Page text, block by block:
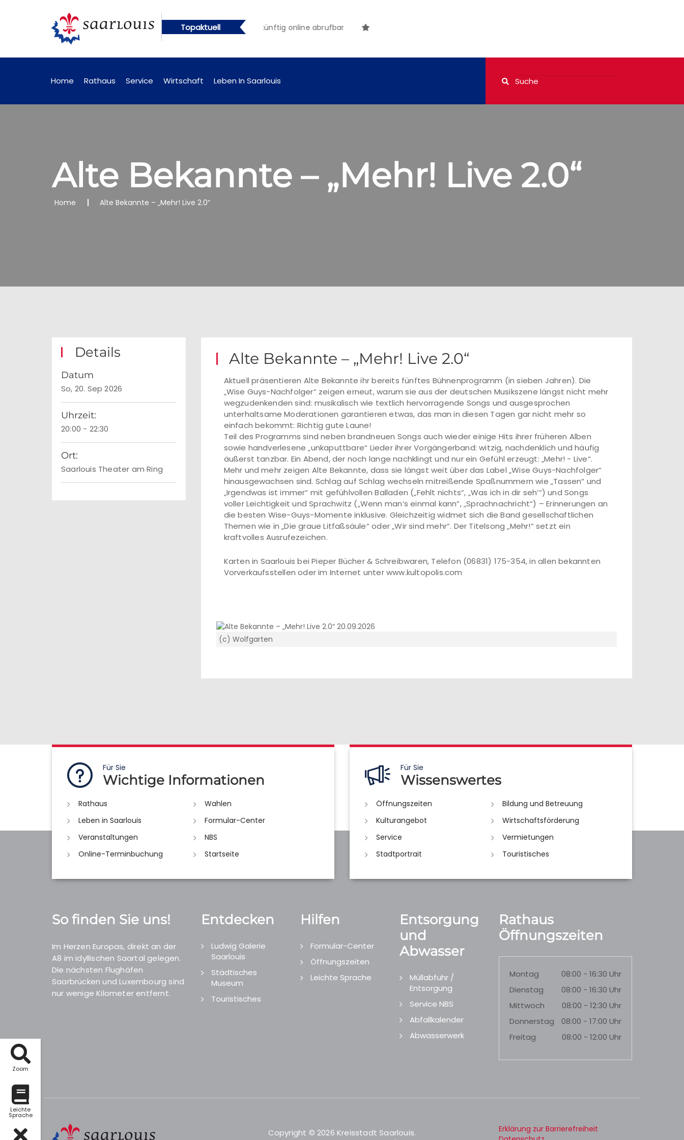
Zoom
Leichte
Sprache
Topaktuell
online abrufbar Öffentliche Bekanntmachungen künftig online abrufbar
Home Rathaus Service Wirtschaft Leben In Saarlouis
Alte Bekannte – „Mehr! Live 2.0“
Home Alte Bekannte – „Mehr! Live 2.0“
Details
Datum
So, 20. Sep 2026
Uhrzeit:
20:00 - 22:30
Ort:
Saarlouis Theater am Ring
Alte Bekannte – „Mehr! Live 2.0“
Aktuell präsentieren Alte Bekannte ihr bereits fünftes Bühnenprogramm (in sieben Jahren). Die
„Wise Guys-Nachfolger“ zeigen erneut, warum sie aus der deutschen Musikszene längst nicht mehr
wegzudenkenden sind: musikalisch wie textlich hervorragende Songs und ausgesprochen
unterhaltsame Moderationen garantieren etwas, das man in diesen Tagen gar nicht mehr so
einfach bekommt: Richtig gute Laune!
Teil des Programms sind neben brandneuen Songs auch wieder einige Hits ihrer früheren Alben
sowie handverlesene „unkaputtbare“ Lieder ihrer Vorgängerband: witzig, nachdenklich und häufig
äußerst tanzbar. Ein Abend, der noch lange nachklingt und nur ein Gefühl erzeugt: „Mehr! - Live“.
Mehr und mehr zeigen Alte Bekannte, dass sie längst weit über das Label „Wise Guys-Nachfolger“
hinausgewachsen sind. Schlag auf Schlag wechseln mitreißende Spaßnummern wie „Tassen“ und
„Irgendwas ist immer“ mit gefühlvollen Balladen („Fehlt nichts“, „Was ich in dir sehʼ“) und Songs
voller Leichtigkeit und Sprachwitz („Wenn manʼs einmal kann“, „Sprachnachricht“) – Erinnerungen an
die besten Wise-Guys-Momente inklusive. Gleichzeitig widmet sich die Band gesellschaftlichen
Themen wie in „Die graue Litfaßsäule“ oder „Wir sind mehr“. Der Titelsong „Mehr!“ setzt ein
kraftvolles Ausrufezeichen.
Karten in Saarlouis bei Pieper Bücher & Schreibwaren, Telefon (06831) 175-354, in allen bekannten
Vorverkaufsstellen oder im Internet unter www.kultopolis.com
(c) Wolfgarten
Für Sie
Wichtige Informationen
Rathaus
Wahlen
Leben in Saarlouis
Formular-Center
Veranstaltungen
NBS
Online-Terminbuchung
Startseite
Für Sie
Wissenswertes
Öffnungszeiten
Bildung und Betreuung
Kulturangebot
Wirtschaftsförderung
Service
Vermietungen
Stadtportrait
Touristisches
So finden Sie uns!
Im Herzen Europas, direkt an der
A8 im idyllischen Saartal gelegen.
Die nächsten Flughäfen
Saarbrücken und Luxembourg sind
nur wenige Kilometer entfernt.
Entdecken
Ludwig Galerie
Saarlouis
Städtisches
Museum
Touristisches
Hilfen
Formular-Center
Öffnungszeiten
Leichte Sprache
Entsorgung
und
Abwasser
Müllabfuhr /
Entsorgung
Service NBS
Abfallkalender
Abwasserwerk
Rathaus
Öffnungszeiten
Montag
08:00 - 16:30 Uhr
Dienstag
08:00 - 16:30 Uhr
Mittwoch
08:00 - 12:30 Uhr
Donnerstag
08:00 - 17:00 Uhr
Freitag
08:00 - 12:00 Uhr
Copyright © 2026 Kreisstadt Saarlouis.
Erklärung zur Barrierefreiheit